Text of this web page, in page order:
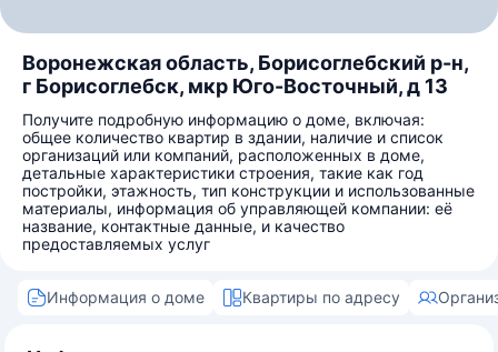
Воронежская область, Борисоглебский р-н,
г Борисоглебск, мкр Юго-Восточный, д 13
Получите подробную информацию о доме, включая:
общее количество квартир в здании, наличие и список
организаций или компаний, расположенных в доме,
детальные характеристики строения, такие как год
постройки, этажность, тип конструкции и использованные
материалы, информация об управляющей компании: её
название, контактные данные, и качество
предоставляемых услуг
Информация о доме Квартиры по адресу